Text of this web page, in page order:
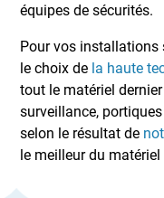
équipes de sécurités.
Pour vos installations
le choix de la haute
tout le matériel
surveillance,
selon le résultat de
le meilleur du